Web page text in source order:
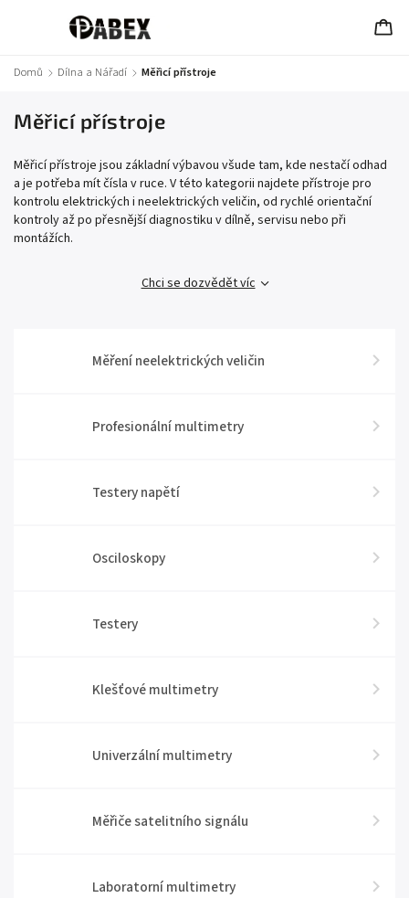
Domů / Dílna a Nářadí / Měřicí přístroje
Měřicí přístroje
Měřicí přístroje jsou základní výbavou všude tam, kde nestačí odhad
a je potřeba mít čísla v ruce. V této kategorii najdete přístroje pro
kontrolu elektrických i neelektrických veličin, od rychlé orientační
kontroly až po přesnější diagnostiku v dílně, servisu nebo při
montážích.
Chci se dozvědět víc
Měření neelektrických veličin
Profesionální multimetry
Testery napětí
Osciloskopy
Testery
Klešťové multimetry
Univerzální multimetry
Měřiče satelitního signálu
Laboratorní multimetry